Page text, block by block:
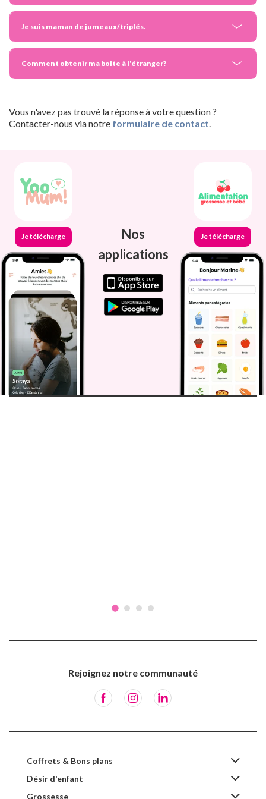
Je suis maman de jumeaux/triplés.
Comment obtenir ma boîte à l'étranger?
Vous n'avez pas trouvé la réponse à votre question ?
Contacter-nous via notre formulaire de contact.
Je télécharge
Nos
applications
Je télécharge
Rejoignez notre communauté
Coffrets & Bons plans
Désir d'enfant
Grossesse